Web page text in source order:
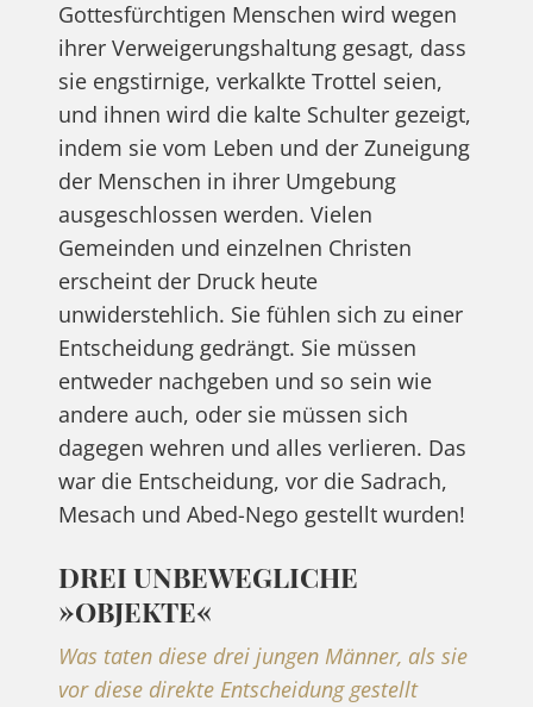
Gottesfürchtigen Menschen wird wegen
ihrer Verweigerungshaltung gesagt, dass
sie engstirnige, verkalkte Trottel seien,
und ihnen wird die kalte Schulter gezeigt,
indem sie vom Leben und der Zuneigung
der Menschen in ihrer Umgebung
ausgeschlossen werden. Vielen
Gemeinden und einzelnen Christen
erscheint der Druck heute
unwiderstehlich. Sie fühlen sich zu einer
Entscheidung gedrängt. Sie müssen
entweder nachgeben und so sein wie
andere auch, oder sie müssen sich
dagegen wehren und alles verlieren. Das
war die Entscheidung, vor die Sadrach,
Mesach und Abed-Nego gestellt wurden!
DREI UNBEWEGLICHE
»OBJEKTE«
Was taten diese drei jungen Männer, als sie
vor diese direkte Entscheidung gestellt